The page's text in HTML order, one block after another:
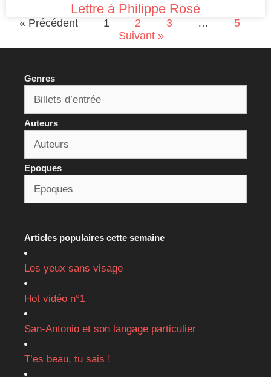
Lettre à Philippe Rosé
« Précédent 1 2 3 …
5
Suivant »
Genres
Auteurs
Epoques
Articles populaires cette semaine
Les yeux sans visage
Hot vidéo n°1
San-Antonio et son langage particulier
T’es beau, tu sais !